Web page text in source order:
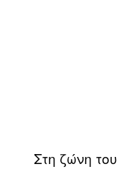
Στη ζώνη